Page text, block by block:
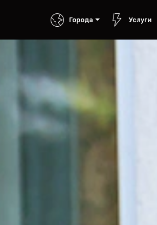
Города Услуги